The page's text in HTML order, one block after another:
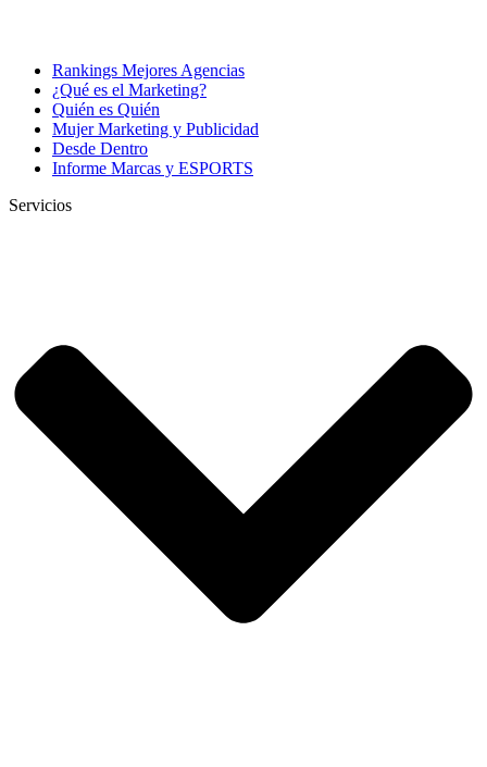
Rankings Mejores Agencias
¿Qué es el Marketing?
Quién es Quién
Mujer Marketing y Publicidad
Desde Dentro
Informe Marcas y ESPORTS
Servicios